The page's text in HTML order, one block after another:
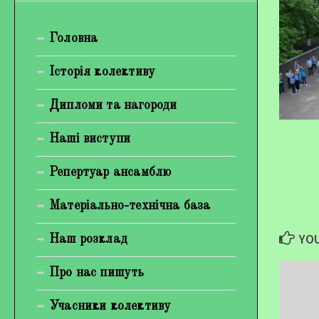
Гірієнко Ірина Михайлівна
Галерея
Відеогалерея
Фотогалерея
Головна
Історія колективу
Дипломи та нагороди
Наші виступи
Репертуар ансамблю
Матеріально-технічна база
Наш розклад
Про нас пишуть
Учасники колективу